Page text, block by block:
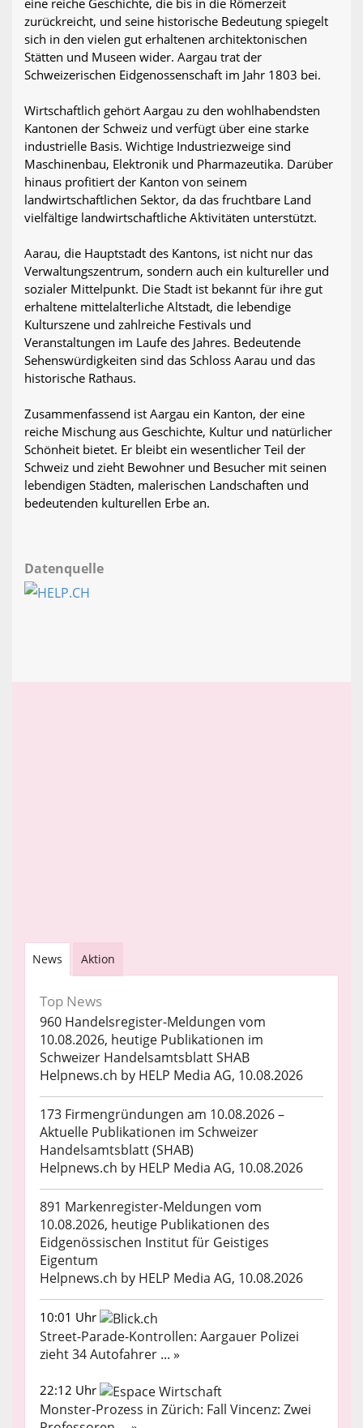
eine reiche Geschichte, die bis in die Römerzeit
zurückreicht, und seine historische Bedeutung spiegelt
sich in den vielen gut erhaltenen architektonischen
Stätten und Museen wider. Aargau trat der
Schweizerischen Eidgenossenschaft im Jahr 1803 bei.
Wirtschaftlich gehört Aargau zu den wohlhabendsten
Kantonen der Schweiz und verfügt über eine starke
industrielle Basis. Wichtige Industriezweige sind
Maschinenbau, Elektronik und Pharmazeutika. Darüber
hinaus profitiert der Kanton von seinem
landwirtschaftlichen Sektor, da das fruchtbare Land
vielfältige landwirtschaftliche Aktivitäten unterstützt.
Aarau, die Hauptstadt des Kantons, ist nicht nur das
Verwaltungszentrum, sondern auch ein kultureller und
sozialer Mittelpunkt. Die Stadt ist bekannt für ihre gut
erhaltene mittelalterliche Altstadt, die lebendige
Kulturszene und zahlreiche Festivals und
Veranstaltungen im Laufe des Jahres. Bedeutende
Sehenswürdigkeiten sind das Schloss Aarau und das
historische Rathaus.
Zusammenfassend ist Aargau ein Kanton, der eine
reiche Mischung aus Geschichte, Kultur und natürlicher
Schönheit bietet. Er bleibt ein wesentlicher Teil der
Schweiz und zieht Bewohner und Besucher mit seinen
lebendigen Städten, malerischen Landschaften und
bedeutenden kulturellen Erbe an.
Datenquelle
News Aktion
Top News
960 Handelsregister-Meldungen vom
10.08.2026, heutige Publikationen im
Schweizer Handelsamtsblatt SHAB
Helpnews.ch by HELP Media AG, 10.08.2026
173 Firmengründungen am 10.08.2026 –
Aktuelle Publikationen im Schweizer
Handelsamtsblatt (SHAB)
Helpnews.ch by HELP Media AG, 10.08.2026
891 Markenregister-Meldungen vom
10.08.2026, heutige Publikationen des
Eidgenössischen Institut für Geistiges
Eigentum
Helpnews.ch by HELP Media AG, 10.08.2026
10:01 Uhr
Street-Parade-Kontrollen: Aargauer Polizei
zieht 34 Autofahrer ... »
22:12 Uhr
Monster-Prozess in Zürich: Fall Vincenz: Zwei